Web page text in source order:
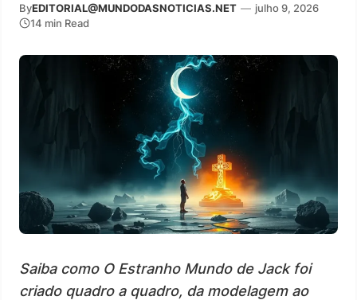
ByEDITORIAL@MUNDODASNOTICIAS.NET — julho 9, 2026
14 min Read
Saiba como O Estranho Mundo de Jack foi
criado quadro a quadro, da modelagem ao